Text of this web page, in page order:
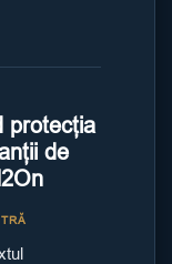
protecția
de